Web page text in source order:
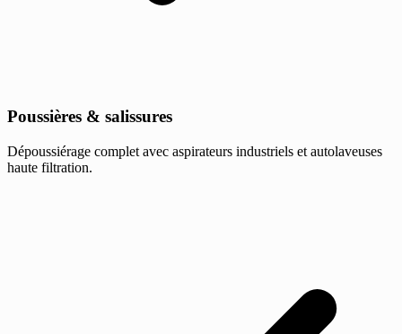
Poussières & salissures
Dépoussiérage complet avec aspirateurs industriels et autolaveuses
haute filtration.